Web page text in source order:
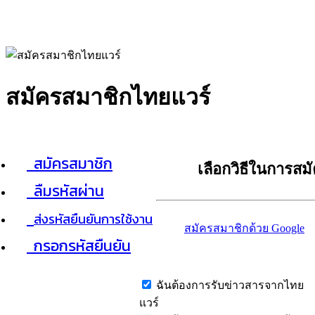
สมัครสมาชิกไทยแวร์
สมัครสมาชิก
ลืมรหัสผ่าน
ส่งรหัสยืนยันการใช้งาน
กรอกรหัสยืนยัน
เลือกวิธีในการส
สมัครสมาชิกด้วย Google
ฉันต้องการรับข่าวสารจากไทย
แวร์